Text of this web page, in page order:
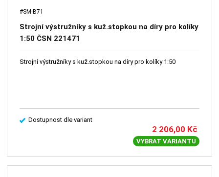
#SM-B71
Strojní výstružníky s kuž.stopkou na díry pro kolíky
1:50 ČSN 221471
Strojní výstružníky s kuž.stopkou na díry pro kolíky 1:50
Dostupnost dle variant
2 206,00 Kč
VYBRAT VARIANTU